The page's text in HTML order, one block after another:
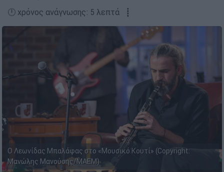
🕛 χρόνος ανάγνωσης: 5 λεπτά ┋
Ο Λεωνίδας Μπαλάφας στο «Μουσικό Κουτί» (Copyright:
Μανώλης Μανούσης/ΜΑΕΜ)